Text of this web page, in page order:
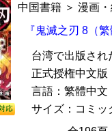
中国書籍 ＞ 漫画
『鬼滅之刃 8（
台湾で出版され
正式授権中文版
言語：繁體中文
サイズ：コミッ